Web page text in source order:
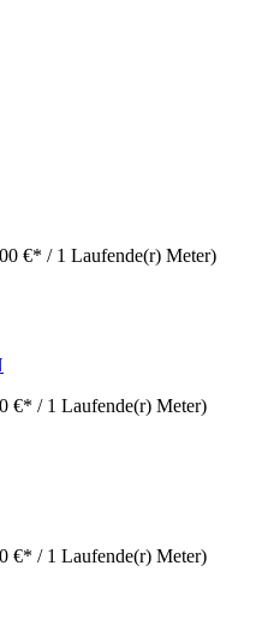
€* / 1 Laufende(r) Meter)
€* / 1 Laufende(r) Meter)
€* / 1 Laufende(r) Meter)